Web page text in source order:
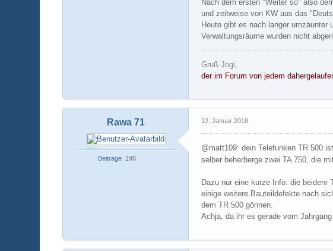
Nach dem ersten "Weiter so" also
und zeitweise von KW aus das
Heute gibt es nach langer umzäunter
Verwaltungsräume wurden nicht
Gruß Jogi,
der im Forum von jedem
Rawa 71
Beiträge 246
12. Januar 2018
@matt109: dein Telefunken TR 500
selber beherberge zwei TA 750, die
Dazu nur eine kurze Info: die
einige weitere Bauteildefekte nach
dem TR 500 gönnen.
Achja, da ihr es gerade vom